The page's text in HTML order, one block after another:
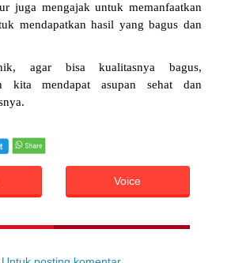
juga mengajak untuk memanfaatkan
mendapatkan hasil yang bagus dan
agar bisa kualitasnya bagus,
kita mendapat asupan sehat dan
Voice